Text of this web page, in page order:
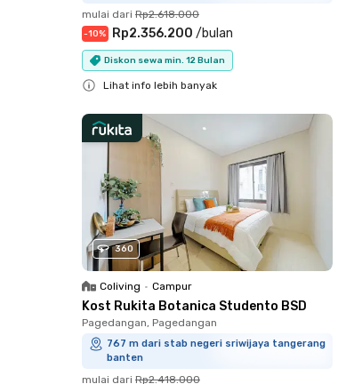
mulai dari Rp2.618.000
-10% Rp2.356.200 /bulan
Diskon sewa min. 12 Bulan
Lihat info lebih banyak
360
Coliving • Campur
Kost Rukita Botanica Studento BSD
Pagedangan, Pagedangan
767 m dari stab negeri sriwijaya tangerang
banten
mulai dari Rp2.418.000